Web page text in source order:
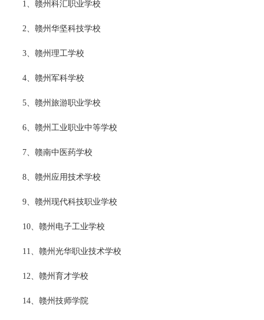
1、赣州科汇职业学校
2、赣州华坚科技学校
3、赣州理工学校
4、赣州军科学校
5、赣州旅游职业学校
6、赣州工业职业中等学校
7、赣南中医药学校
8、赣州应用技术学校
9、赣州现代科技职业学校
10、赣州电子工业学校
11、赣州光华职业技术学校
12、赣州育才学校
14、赣州技师学院